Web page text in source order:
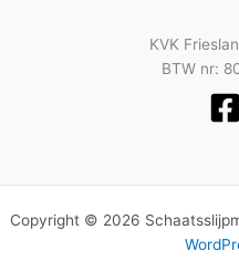
KVK
BTW nr:
Copyright © 2026